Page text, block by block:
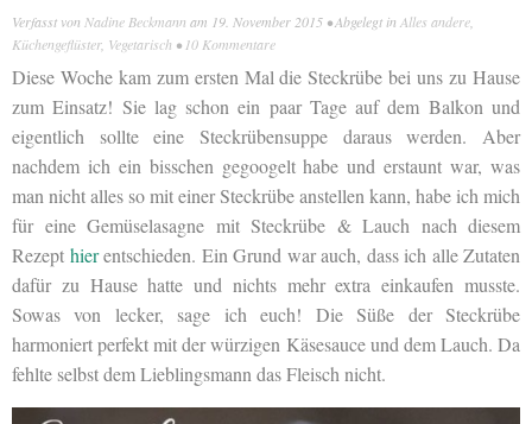
Verfasst von Nadine Beckmann am 19. November 2015 • Abgelegt in Alles andere,
Küchengeflüster, Vegetarisch •10 Kommentare
Diese Woche kam zum ersten Mal die Steckrübe bei uns zu Hause
zum Einsatz! Sie lag schon ein paar Tage auf dem Balkon und
eigentlich sollte eine Steckrübensuppe daraus werden. Aber
nachdem ich ein bisschen gegoogelt habe und erstaunt war, was
man nicht alles so mit einer Steckrübe anstellen kann, habe ich mich
für eine Gemüselasagne mit Steckrübe & Lauch nach diesem
Rezept hierentschieden. Ein Grund war auch, dass ich alle Zutaten
dafür zu Hause hatte und nichts mehr extra einkaufen musste.
Sowas von lecker, sage ich euch! Die Süße der Steckrübe
harmoniert perfekt mit der würzigen Käsesauce und dem Lauch. Da
fehlte selbst dem Lieblingsmann das Fleisch nicht.